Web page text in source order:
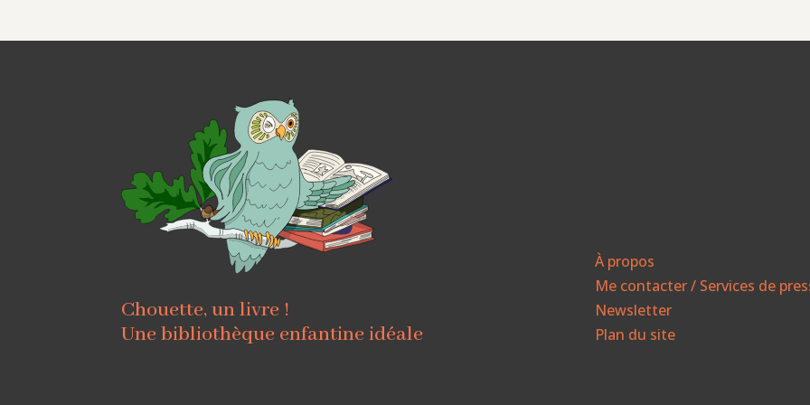
Chouette, un livre !
Une bibliothèque enfantine idéale
À propos
Me contacter / Services de
Newsletter
Plan du site